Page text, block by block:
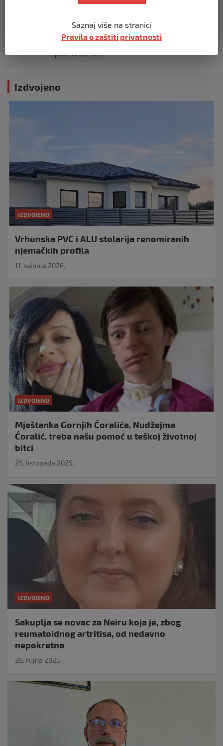
Papa Lav XIV izjavio da je situacija vrlo
ozbiljna nakon izraelskog napada na
Dohu
prije 11 mjeseci
Izdvojeno
IZDVOJENO
Vrhunska PVC i ALU stolarija renomiranih
njemačkih profila
11. svibnja 2026.
IZDVOJENO
Mještanka Gornjih Ćoralića, Nudžejma
Ćoralić, treba našu pomoć u teškoj životnoj
bitci
25. listopada 2025.
IZDVOJENO
Sakuplja se novac za Neiru koja je, zbog
reumatoidnog artritisa, od nedavno
nepokretna
26. rujna 2025.
Saznaj više na stranici
Pravila o zaštiti privatnosti